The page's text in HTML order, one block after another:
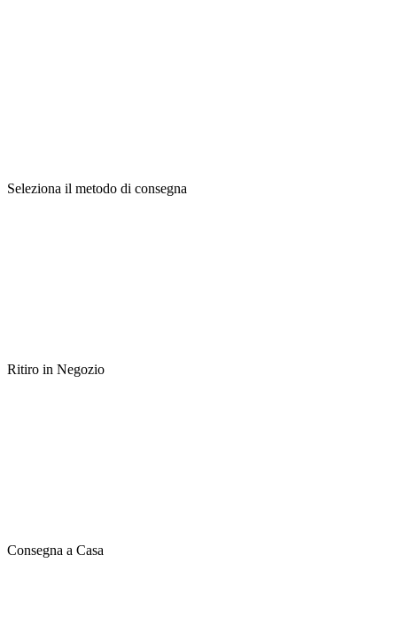
Seleziona il metodo di consegna
Ritiro in Negozio
Consegna a Casa